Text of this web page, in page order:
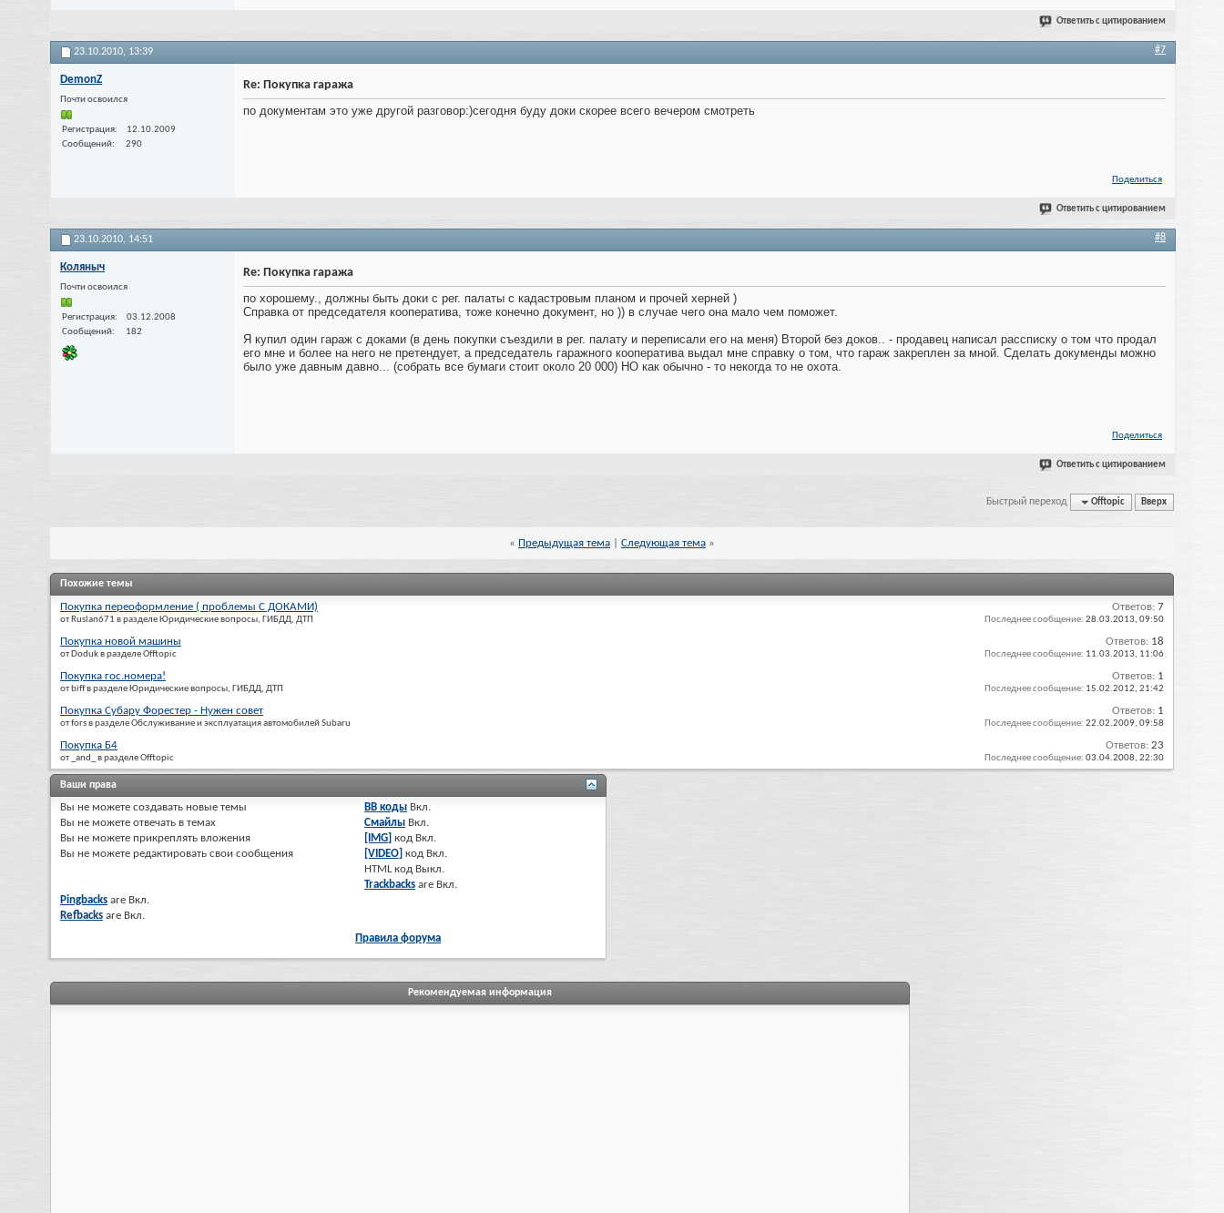
Ответить с цитированием
23.10.2010, 13:39 #7
DemonZ
Почти освоился
Регистрация
12.10.2009
Сообщений
290
Re: Покупка гаража
по документам это уже другой разговор:)сегодня буду доки скорее всего вечером смотреть
Поделиться
Ответить с цитированием
23.10.2010, 14:51 #8
Коляныч
Почти освоился
Регистрация
03.12.2008
Сообщений
182
Re: Покупка гаража
по хорошему., должны быть доки с рег. палаты с кадастровым планом и прочей херней )
Справка от председателя кооператива, тоже конечно документ, но )) в случае чего она мало чем поможет.
Я купил один гараж с доками (в день покупки съездили в рег. палату и переписали его на меня) Второй без доков.. - продавец написал рассписку о том что продал
его мне и более на него не претендует, а председатель гаражного кооператива выдал мне справку о том, что гараж закреплен за мной. Сделать докуменды можно
было уже давным давно... (собрать все бумаги стоит около 20 000) НО как обычно - то некогда то не охота.
Поделиться
Ответить с цитированием
Быстрый переход Offtopic Вверх
« Предыдущая тема Следующая тема »
Похожие темы
Покупка переоформление ( проблемы С ДОКАМИ)
от Ruslan671 в разделе Юридические вопросы, ГИБДД, ДТП
Ответов: 7
Последнее сообщение: 28.03.2013, 09:50
Покупка новой машины
от Doduk в разделе Offtopic
Ответов: 18
Последнее сообщение: 11.03.2013, 11:06
Покупка гос.номера!
от biff в разделе Юридические вопросы, ГИБДД, ДТП
Ответов: 1
Последнее сообщение: 15.02.2012, 21:42
Покупка Субару Форестер - Нужен совет
от fors в разделе Обслуживание и эксплуатация автомобилей Subaru
Ответов: 1
Последнее сообщение: 22.02.2009, 09:58
Покупка Б4
от _and_ в разделе Offtopic
Ответов: 23
Последнее сообщение: 03.04.2008, 22:30
Ваши права
Вы не можете создавать новые темы
Вы не можете отвечать в темах
Вы не можете прикреплять вложения
Вы не можете редактировать свои сообщения
BB коды Вкл.
Смайлы Вкл.
[IMG] код Вкл.
[VIDEO] код Вкл.
HTML код Выкл.
Trackbacks are Вкл.
Pingbacks are Вкл.
Refbacks are Вкл.
Правила форума
Рекомендуемая информация